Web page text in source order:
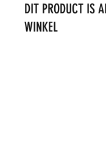
worden.
U kunt wel
DIT PRODUCT IS
WINKEL